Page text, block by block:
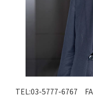
TEL:03-5777-6767